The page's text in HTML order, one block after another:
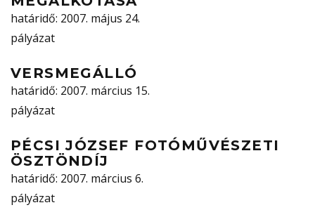
határidő: 2007. május 24.
pályázat
VERSMEGÁLLÓ
határidő: 2007. március 15.
pályázat
PÉCSI JÓZSEF FOTÓMŰVÉSZETI
ÖSZTÖNDÍJ
határidő: 2007. március 6.
pályázat